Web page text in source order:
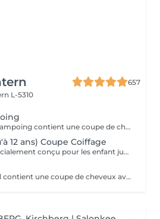
657
L-5310
Le Forfait coupe sans shampoing contient une coupe de cheveux sans shampoing pour les étudiants. En cas de questions veuillez appeler au +352 26 35 02 89.
12 ans) Coupe Coiffage
Le forfait enfants est spécialement conçu pour les enfant jusqu'à l'âge de 6 ans - coupe + coiffage
Le Forfait bain coupe gel contient une coupe de cheveux avec shampoing et l'application d'un produit de finition (Gel, Cire, Laque, etc.) pour les étudiants. En cas de questions veuillez appeler au +352 26 35 02 89.